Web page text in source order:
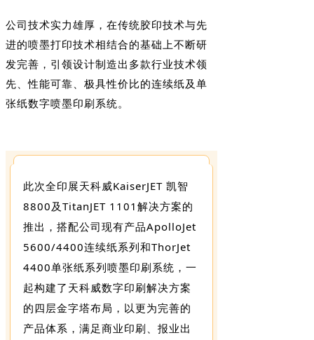
公司技术实力雄厚，在传统胶印技术与先
进的喷墨打印技术相结合的基础上不断研
发完善，引领设计制造出多款行业技术领
先、性能可靠、极具性价比的连续纸及单
张纸数字喷墨印刷系统。
此次全印展天科威KaiserJET 凯智
8800及TitanJET 1101解决方案的
推出，搭配公司现有产品ApolloJet
5600/4400连续纸系列和ThorJet
4400单张纸系列喷墨印刷系统，一
起构建了天科威数字印刷解决方案
的四层金字塔布局，以更为完善的
产品体系，满足商业印刷、报业出